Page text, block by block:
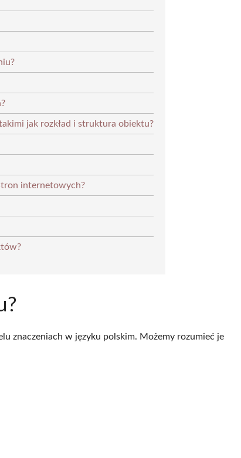
jak rozkład i struktura obiektu?
internetowych?
znaczeniach w języku polskim. Możemy rozumieć je